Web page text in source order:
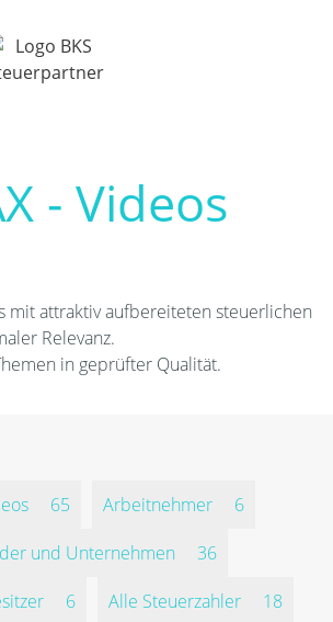
- Videos
mit attraktiv aufbereiteten steuerlichen
Relevanz.
in geprüfter Qualität.
65 Arbeitnehmer
6
und Unternehmen
36
6 Alle Steuerzahler 18